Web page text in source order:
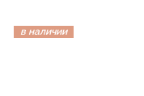
в наличии